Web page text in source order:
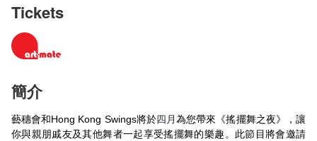
Tickets
簡介
藝穗會和Hong Kong Swings將於四月為您帶來《搖擺舞之夜》，讓
你與親朋戚友及其他舞者一起享受搖擺舞的樂趣。此節目將會邀請